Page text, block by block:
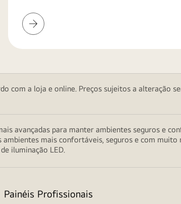
Fale
Conosco
com a loja e online. Preços sujeitos a alteração
avançadas para manter ambientes seguros e
mais confortáveis, seguros e com
iluminação LED.
Painéis Profissionais